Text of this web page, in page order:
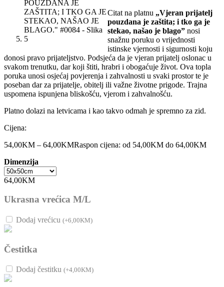
Citat na platnu „Vjeran prijatelj
pouzdana je zaštita; i tko ga je
stekao, našao je blago” nosi
snažnu poruku o vrijednosti
istinske vjernosti i sigurnosti koju
donosi pravo prijateljstvo. Podsjeća da je vjeran prijatelj oslonac u
svakom trenutku, dar koji štiti, hrabri i obogaćuje život. Ova topla
poruka unosi osjećaj povjerenja i zahvalnosti u svaki prostor te je
poseban dar za prijatelje, obitelj ili važne životne prigode. Trajna
uspomena ispunjena bliskošću, vjerom i zahvalnošću.
Platno dolazi na letvicama i kao takvo odmah je spremno za zid.
Cijena:
54,00KM – 64,00KMRaspon cijena: od 54,00KM do 64,00KM
Dimenzija
64,00KM
Ukrasna vrećica M/L
Dodaj vrećicu (+6,00KM)
Čestitka
Dodaj čestitku (+4,00KM)